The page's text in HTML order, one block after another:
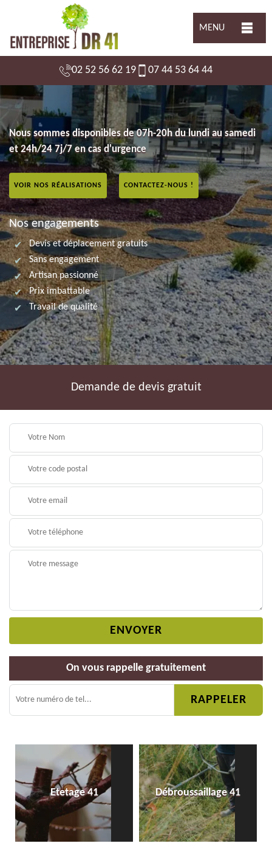
MENU
02 52 56 62 19 07 44 53 64 44
Nous sommes disponibles de 07h-20h du lundi au samedi
et 24h/24 7j/7 en cas d'urgence
VOIR NOS RÉALISATIONS CONTACTEZ-NOUS !
Nos engagements
Devis et déplacement gratuits
Sans engagement
Artisan passionné
Prix imbattable
Travail de qualité
Demande de devis gratuit
On vous rappelle gratuitement
Etetage 41 Débroussaillage 41